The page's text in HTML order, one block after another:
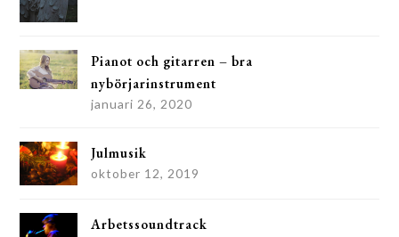
Pianot och gitarren – bra
nybörjarinstrument
januari 26, 2020
Julmusik
oktober 12, 2019
Arbetssoundtrack